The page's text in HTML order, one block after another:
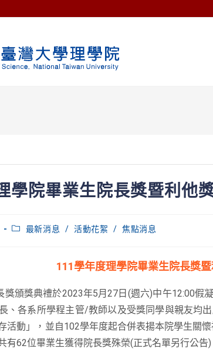
學院畢業生院長獎暨利他
Post最新消息 / 活動花絮 / 焦點消息
111學年度理學院畢業生院長獎
獎頒獎典禮於2023年5月27日(週六)中午12:00假
、各系所學程主管/教師以及受獎同學與親友均
活動」，並自102學年度起合併表揚本院學生關
有62位畢業生獲得院長獎殊榮(正式名單另行公告